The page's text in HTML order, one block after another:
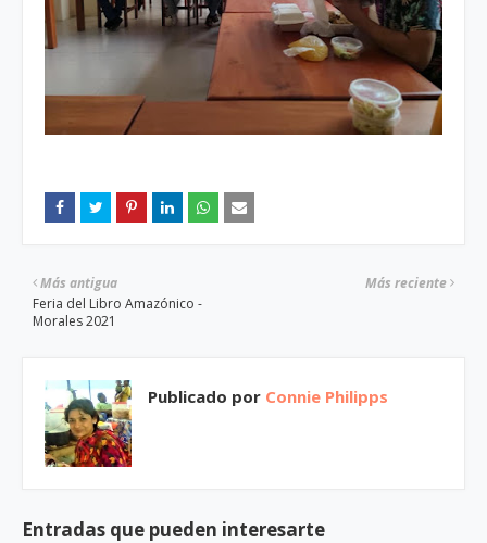
Más reciente
Más antigua
Feria del Libro Amazónico -
Morales 2021
Publicado por Connie Philipps
Entradas que pueden interesarte